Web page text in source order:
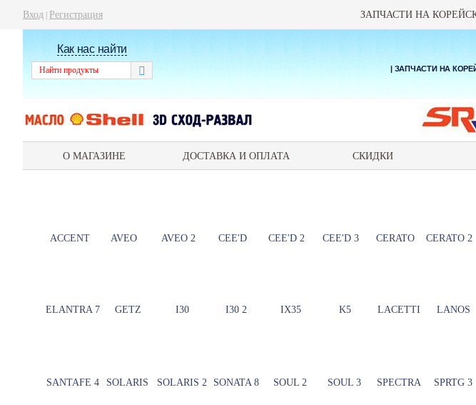
Вход Регистрация ЗАПЧАСТИ НА
Как нас найти
| ЗАПЧАСТИ НА
О МАГАЗИНЕ ДОСТАВКА И ОПЛАТА СКИДКИ
ACCENT AVEO AVEO 2 CEE'D CEE'D 2 CEE'D 3 CERATO CERATO 2
ELANTRA 7 GETZ I30 I30 2 IX35 K5 LACETTI LANOS
SANTAFE 4 SOLARIS SOLARIS 2 SONATA 8 SOUL 2 SOUL 3 SPECTRA SPRTG 3